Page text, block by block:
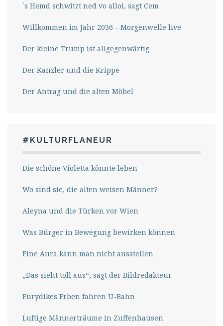
´s Hemd schwitzt ned vo alloi, sagt Cem
Willkommen im Jahr 2036 – Morgenwelle live
Der kleine Trump ist allgegenwärtig
Der Kanzler und die Krippe
Der Antrag und die alten Möbel
#KULTURFLANEUR
Die schöne Violetta könnte leben
Wo sind sie, die alten weisen Männer?
Aleyna und die Türken vor Wien
Was Bürger in Bewegung bewirken können
Eine Aura kann man nicht ausstellen
„Das sieht toll aus“, sagt der Bildredakteur
Eurydikes Erben fahren U-Bahn
Luftige Männerträume in Zuffenhausen